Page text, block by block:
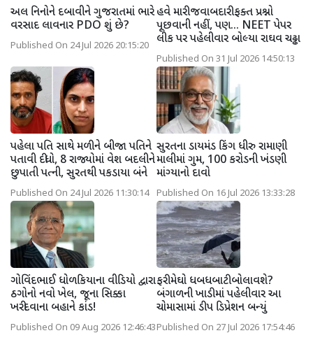
અલ નિનોને દબાવીને ગુજરાતમાં ભારે
વરસાદ લાવનાર PDO શું છે?
Published On 24 Jul 2026 20:15:20
હવે મારી જવાબદારી ફક્ત પ્રશ્નો
પૂછવાની નહીં, પણ... NEET પેપર
લીક પર પહેલીવાર બોલ્યા રાઘવ ચઢ્ઢા
Published On 31 Jul 2026 14:50:13
પહેલા પતિ સાથે મળીને બીજા પતિને
પતાવી દીધો, 8 રાજ્યોમાં વેશ બદલીને
છુપાતી પત્ની, સુરતથી પકડાયા બંને
Published On 24 Jul 2026 11:30:14
સુરતના ડાયમંડ કિંગ ધીરુ રામાણી
માલીમાં ગુમ, 100 કરોડની ખંડણી
માંગ્યાનો દાવો
Published On 16 Jul 2026 13:33:28
ગોવિંદભાઈ ધોળકિયાના વીડિયો દ્વારા
ઠગોનો નવો ખેલ, જૂના સિક્કા
ખરીદવાના બહાને કાંડ!
Published On 09 Aug 2026 12:46:43
ફરી મેઘો ધબધબાટી બોલાવશે?
બંગાળની ખાડીમાં પહેલીવાર આ
ચોમાસામાં ડીપ ડિપ્રેશન બન્યું
Published On 27 Jul 2026 17:54:46